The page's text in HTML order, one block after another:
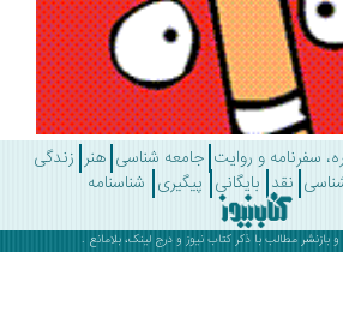
و روایت جامعه شناسی هنر زندگی
نقد بایگانی پیگیری شناسنامه
با ذکرکتاب نیوز و درج لینک، بلامانع .